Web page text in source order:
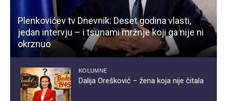
Plenkovićev tv Dnevnik: Deset godina vlasti,
jedan intervju – i tsunami mržnje koji ga nije ni
okrznuo
KOLUMNE
Dalija Orešković – žena koja nije čitala